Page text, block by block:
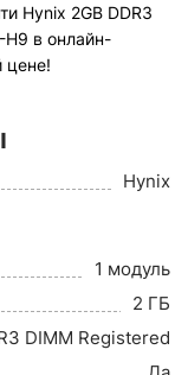
Hynix 2GB DDR3
H9 в онлайн-
цене!
Hynix
1 модуль
2 ГБ
DIMM Registered